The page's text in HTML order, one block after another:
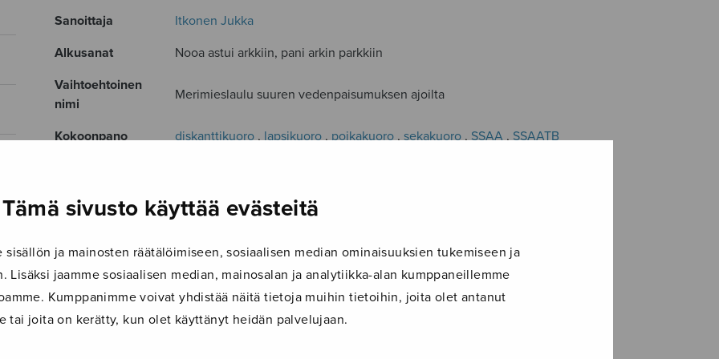
Tämä sivusto käyttää evästeitä
sisällön ja mainosten räätälöimiseen, sosiaalisen median ominaisuuksien tukemiseen ja
Lisäksi jaamme sosiaalisen median, mainosalan ja analytiikka-alan kumppaneillemme
Kumppanimme voivat yhdistää näitä tietoja muihin tietoihin, joita olet antanut
tai joita on kerätty, kun olet käyttänyt heidän palvelujaan.
Sanoittaja
Itkonen Jukka
Alkusanat
Nooa astui arkkiin, pani arkin parkkiin
Vaihtoehtoinen
nimi
Merimieslaulu suuren vedenpaisumuksen ajoilta
Kokoonpano diskanttikuoro,lapsikuoro,poikakuoro,sekakuoro,SSAA,SSAATB
Julkaisija
Sulasol
Tuotetunnus
S1100
Sivumäärä
12